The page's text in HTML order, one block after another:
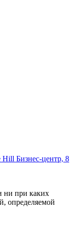
​Бизнес-центр, 8
ни при каких
определяемой